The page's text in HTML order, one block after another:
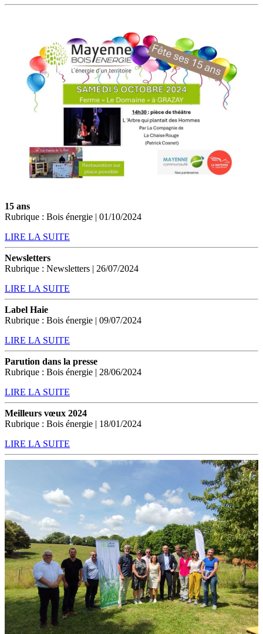
15 ans
Rubrique : Bois énergie | 01/10/2024
LIRE LA SUITE
Newsletters
Rubrique : Newsletters | 26/07/2024
LIRE LA SUITE
Label Haie
Rubrique : Bois énergie | 09/07/2024
LIRE LA SUITE
Parution dans la presse
Rubrique : Bois énergie | 28/06/2024
LIRE LA SUITE
Meilleurs vœux 2024
Rubrique : Bois énergie | 18/01/2024
LIRE LA SUITE